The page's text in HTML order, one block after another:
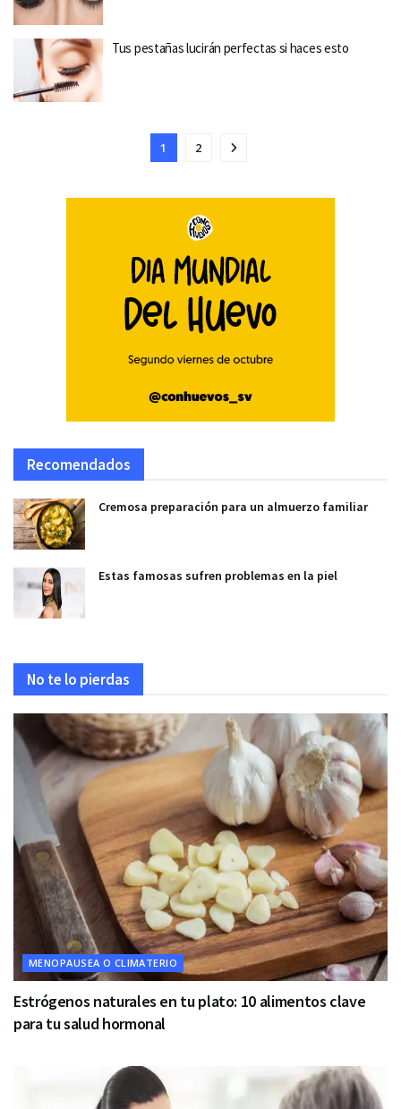
Tus pestañas lucirán perfectas si haces esto
1 2
Recomendados
Cremosa preparación para un almuerzo familiar
Estas famosas sufren problemas en la piel
No te lo pierdas
MENOPAUSEA O CLIMATERIO
Estrógenos naturales en tu plato: 10 alimentos clave
para tu salud hormonal